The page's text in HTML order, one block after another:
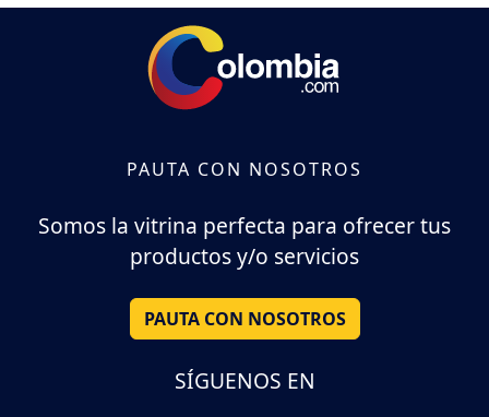
PAUTA CON NOSOTROS
Somos la vitrina perfecta para ofrecer tus
productos y/o servicios
PAUTA CON NOSOTROS
SÍGUENOS EN